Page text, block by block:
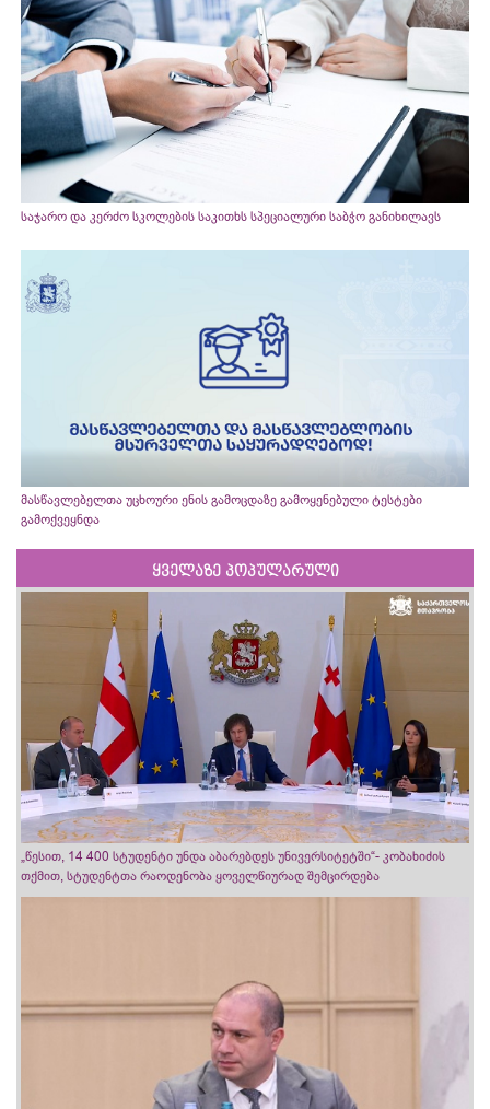
საჯარო და კერძო სკოლების საკითხს სპეციალური საბჭო განიხილავს
მასწავლებელთა უცხოური ენის გამოცდაზე გამოყენებული ტესტები
გამოქვეყნდა
ყველაზე პოპულარული
„წესით, 14 400 სტუდენტი უნდა აბარებდეს უნივერსიტეტში“- კობახიძის
თქმით, სტუდენტთა რაოდენობა ყოველწიურად შემცირდება